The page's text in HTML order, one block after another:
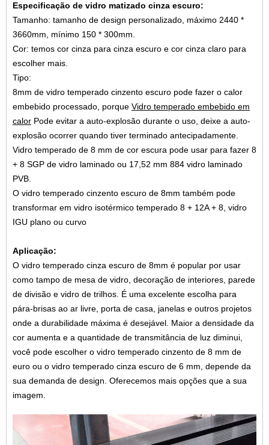
Especificação de vidro matizado cinza escuro:
Tamanho: tamanho de design personalizado, máximo 2440 *
3660mm, mínimo 150 * 300mm.
Cor: temos cor cinza para cinza escuro e cor cinza claro para
escolher mais.
Tipo:
8mm de vidro temperado cinzento escuro pode fazer o calor
embebido processado, porque Vidro temperado embebido em
calor Pode evitar a auto-explosão durante o uso, deixe a auto-
explosão ocorrer quando tiver terminado antecipadamente.
Vidro temperado de 8 mm de cor escura pode usar para fazer 8
+ 8 SGP de vidro laminado ou 17,52 mm 884 vidro laminado
PVB
O vidro temperado cinzento escuro de 8mm também pode
transformar em vidro isotérmico temperado 8 + 12A + 8, vidro
IGU plano ou curvo
Aplicação:
O vidro temperado cinza escuro de 8mm é popular por usar
como tampo de mesa de vidro, decoração de interiores, parede
de divisão e vidro de trilhos. É uma excelente escolha para
pára-brisas ao ar livre, porta de casa, janelas e outros projetos
onde a durabilidade máxima é desejável. Maior a densidade da
cor aumenta e a quantidade de transmitância de luz diminui,
você pode escolher o vidro temperado cinzento de 8 mm de
euro ou o vidro temperado cinza escuro de 6 mm, depende da
sua demanda de design. Oferecemos mais opções que a sua
imagem.